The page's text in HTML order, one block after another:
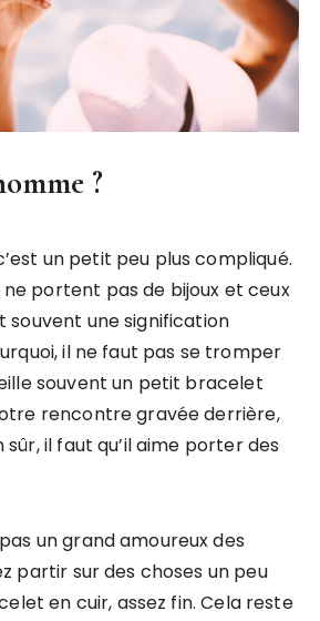
?
un petit peu plus compliqué.
ne portent pas de bijoux et ceux
souvent une signification
il ne faut pas se tromper
souvent un petit bracelet
rencontre gravée derrière,
il faut qu’il aime porter des
un grand amoureux des
partir sur des choses un peu
en cuir, assez fin. Cela reste